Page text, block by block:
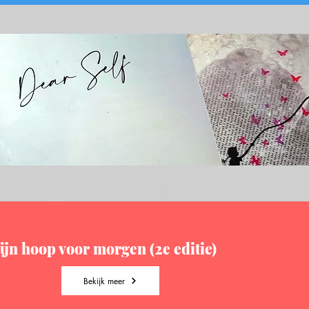
hoop voor morgen (2e editie)
Bekijk meer